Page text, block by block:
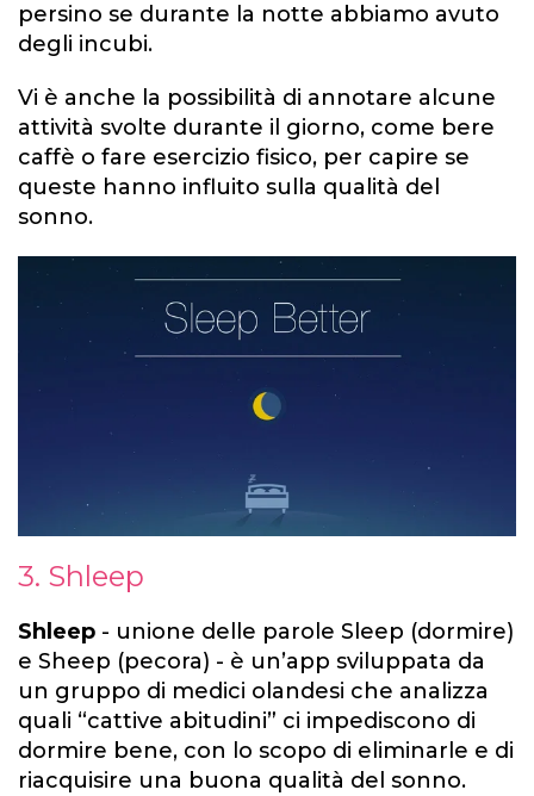
persino se durante la notte abbiamo avuto
degli incubi.
Vi è anche la possibilità di annotare alcune
attività svolte durante il giorno, come bere
caffè o fare esercizio fisico, per capire se
queste hanno influito sulla qualità del
sonno.
3. Shleep
Shleep - unione delle parole Sleep (dormire)
e Sheep (pecora) - è un’app sviluppata da
un gruppo di medici olandesi che analizza
quali “cattive abitudini” ci impediscono di
dormire bene, con lo scopo di eliminarle e di
riacquisire una buona qualità del sonno.